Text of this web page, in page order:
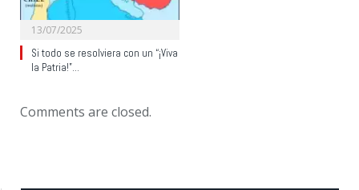
13/07/2025
Si todo se resolviera con un “¡Viva
la Patria!”…
Comments are closed.